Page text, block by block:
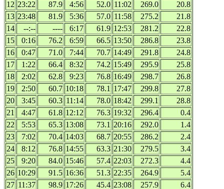
12 23:22 87.9 4:56 52.0 11:02 269.0
20.8
13 23:48 81.9 5:36 57.0 11:58 275.2
21.8
14
--:-- ---- 6:17 61.9 12:53 281.2
22.8
15
0:16 76.2 6:59 66.5 13:50 286.8
23.8
16
0:47 71.0 7:44 70.7 14:49 291.8
24.8
17
1:22 66.4 8:32 74.2 15:49 295.9
25.8
18
2:02 62.8 9:23 76.8 16:49 298.7
26.8
19
2:50 60.7 10:18 78.1 17:47 299.8
27.8
20
3:45 60.3 11:14 78.0 18:42 299.1
28.8
21
4:47 61.8 12:12 76.3 19:32 296.4
0.4
22
5:53 65.3 13:08 73.1 20:16 292.0
1.4
23
7:02 70.4 14:03 68.7 20:55 286.2
2.4
24
8:12 76.8 14:55 63.3 21:30 279.5
3.4
25
9:20 84.0 15:46 57.4 22:03 272.3
4.4
26 10:29 91.5 16:36 51.3 22:35 264.9
5.4
27 11:37 98.9 17:26 45.4 23:08 257.9
6.4